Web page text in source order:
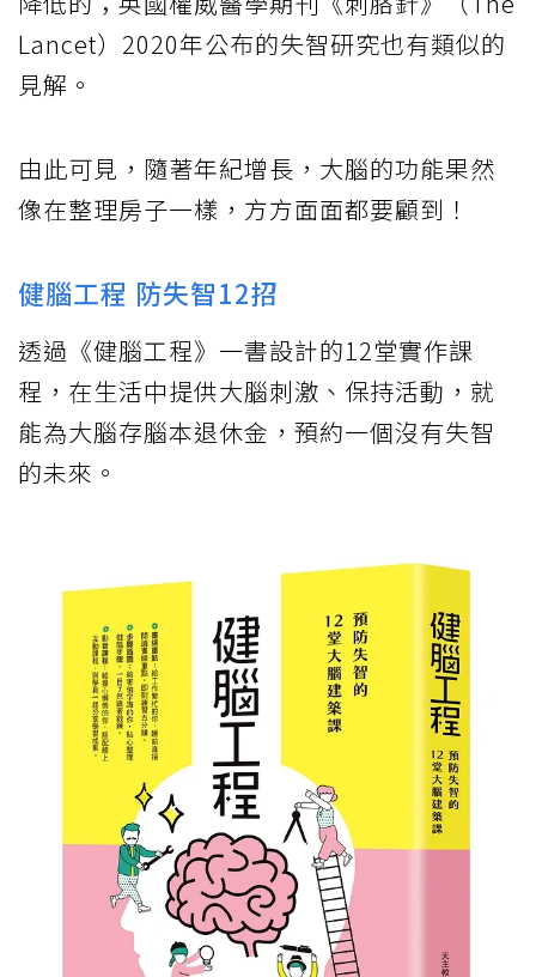
Lancet）2020年公布的失智研究也有類似的
見解。
由此可見，隨著年紀增長，大腦的功能果然
像在整理房子一樣，方方面面都要顧到！
健腦工程 防失智12招
透過《健腦工程》一書設計的12堂實作課
程，在生活中提供大腦刺激、保持活動，就
能為大腦存腦本退休金，預約一個沒有失智
的未來。